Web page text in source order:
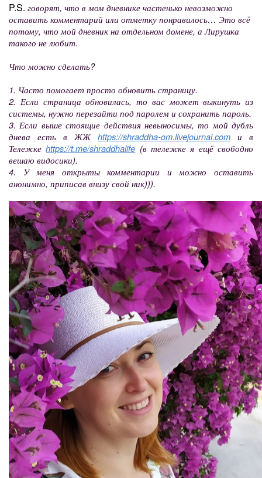
P.S. говорят, что в мом дневнике частенько невозможно
оставить комментарий или отметку понравилось… Это всё
потому, что мой дневник на отдельном домене, а Лирушка
такого не любит.
Что можно сделать?
1. Часто помогает просто обновить страницу.
2. Если страница обновилась, то вас может выкинуть из
системы, нужно перезайти под паролем и сохранить пароль.
3. Если выше стоящие действия невыносимы, то мой дубль
днева есть в ЖЖ https://shraddha-om.livejournal.com и в
Тележкеhttps://t.me/shraddhalife (в тележке я ещё свободно
вешаю видосики).
4. У меня открыты комментарии и можно оставить
анонимно, приписав внизу свой ник))).